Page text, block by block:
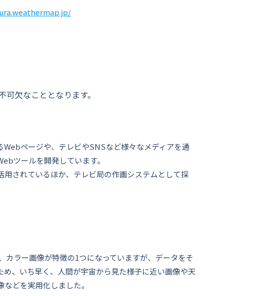
欠なこととなります。
ページや、テレビやSNSなど様々なメディアを通
ツールを開発しています。
されているほか、テレビ局の作画システムとして採
カラー画像が特徴の1つになっていますが、データをそ
、いち早く、人間が宇宙から見た様子に近い画像や天
どを実用化しました。